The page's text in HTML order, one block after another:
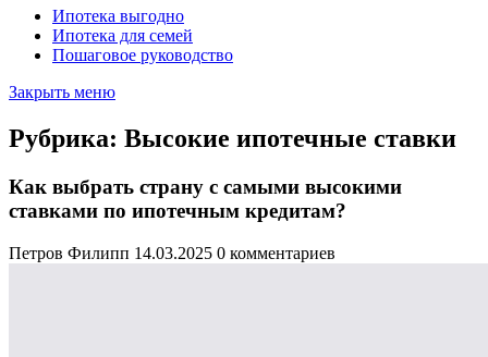
Ипотека выгодно
Ипотека для семей
Пошаговое руководство
Закрыть меню
Рубрика: Высокие ипотечные ставки
Как выбрать страну с самыми высокими
ставками по ипотечным кредитам?
Петров Филипп 14.03.2025 0 комментариев